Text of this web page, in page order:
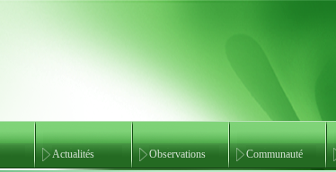
Actualités Observations Communauté